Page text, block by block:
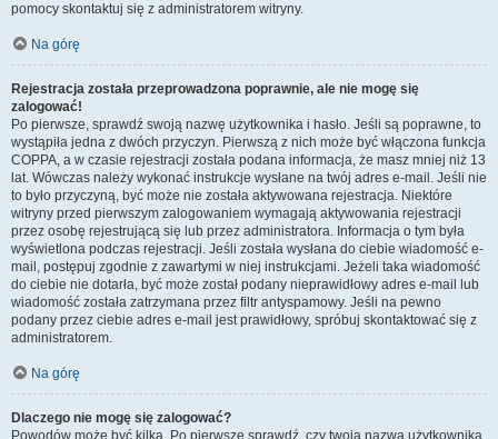
pomocy skontaktuj się z administratorem witryny.
Na górę
Rejestracja została przeprowadzona poprawnie, ale nie mogę się
zalogować!
Po pierwsze, sprawdź swoją nazwę użytkownika i hasło. Jeśli są poprawne, to
wystąpiła jedna z dwóch przyczyn. Pierwszą z nich może być włączona funkcja
COPPA, a w czasie rejestracji została podana informacja, że masz mniej niż 13
lat. Wówczas należy wykonać instrukcje wysłane na twój adres e-mail. Jeśli nie
to było przyczyną, być może nie została aktywowana rejestracja. Niektóre
witryny przed pierwszym zalogowaniem wymagają aktywowania rejestracji
przez osobę rejestrującą się lub przez administratora. Informacja o tym była
wyświetlona podczas rejestracji. Jeśli została wysłana do ciebie wiadomość e-
mail, postępuj zgodnie z zawartymi w niej instrukcjami. Jeżeli taka wiadomość
do ciebie nie dotarła, być może został podany nieprawidłowy adres e-mail lub
wiadomość została zatrzymana przez filtr antyspamowy. Jeśli na pewno
podany przez ciebie adres e-mail jest prawidłowy, spróbuj skontaktować się z
administratorem.
Na górę
Dlaczego nie mogę się zalogować?
Powodów może być kilka. Po pierwsze sprawdź, czy twoja nazwa użytkownika